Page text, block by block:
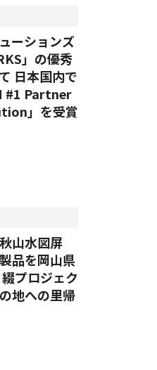
ーションズ
」の優秀
日本国内で
#1 Partner
」を受賞
山水図屏
品を岡山県
プロジェク
地への里帰